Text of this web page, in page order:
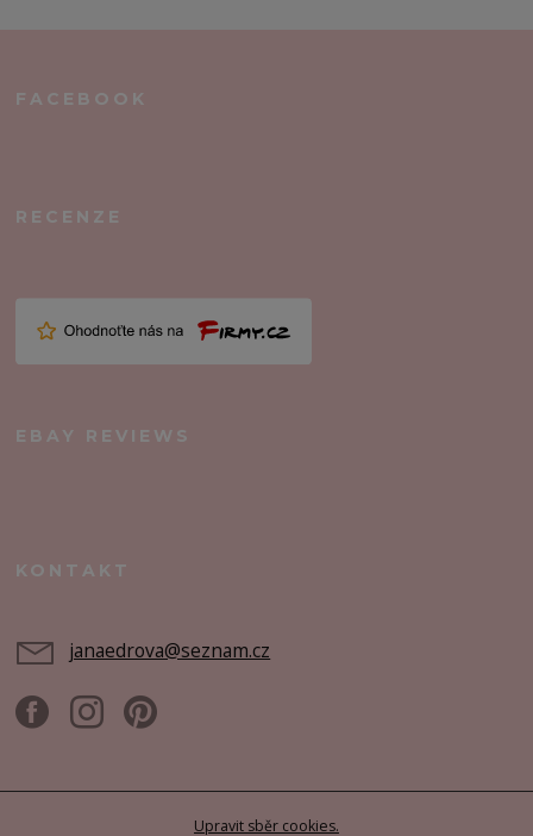
FACEBOOK
RECENZE
EBAY REVIEWS
KONTAKT
janaedrova@seznam.cz
Upravit sběr cookies.